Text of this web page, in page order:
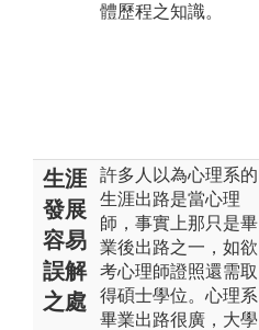
體歷程之知識。
生涯
發展
容易
誤解
之處
許多人以為心理系的
生涯出路是當心理
師，事實上那只是畢
業後出路之一，如欲
考心理師證照還需取
得碩士學位。心理系
畢業出路很廣，大學